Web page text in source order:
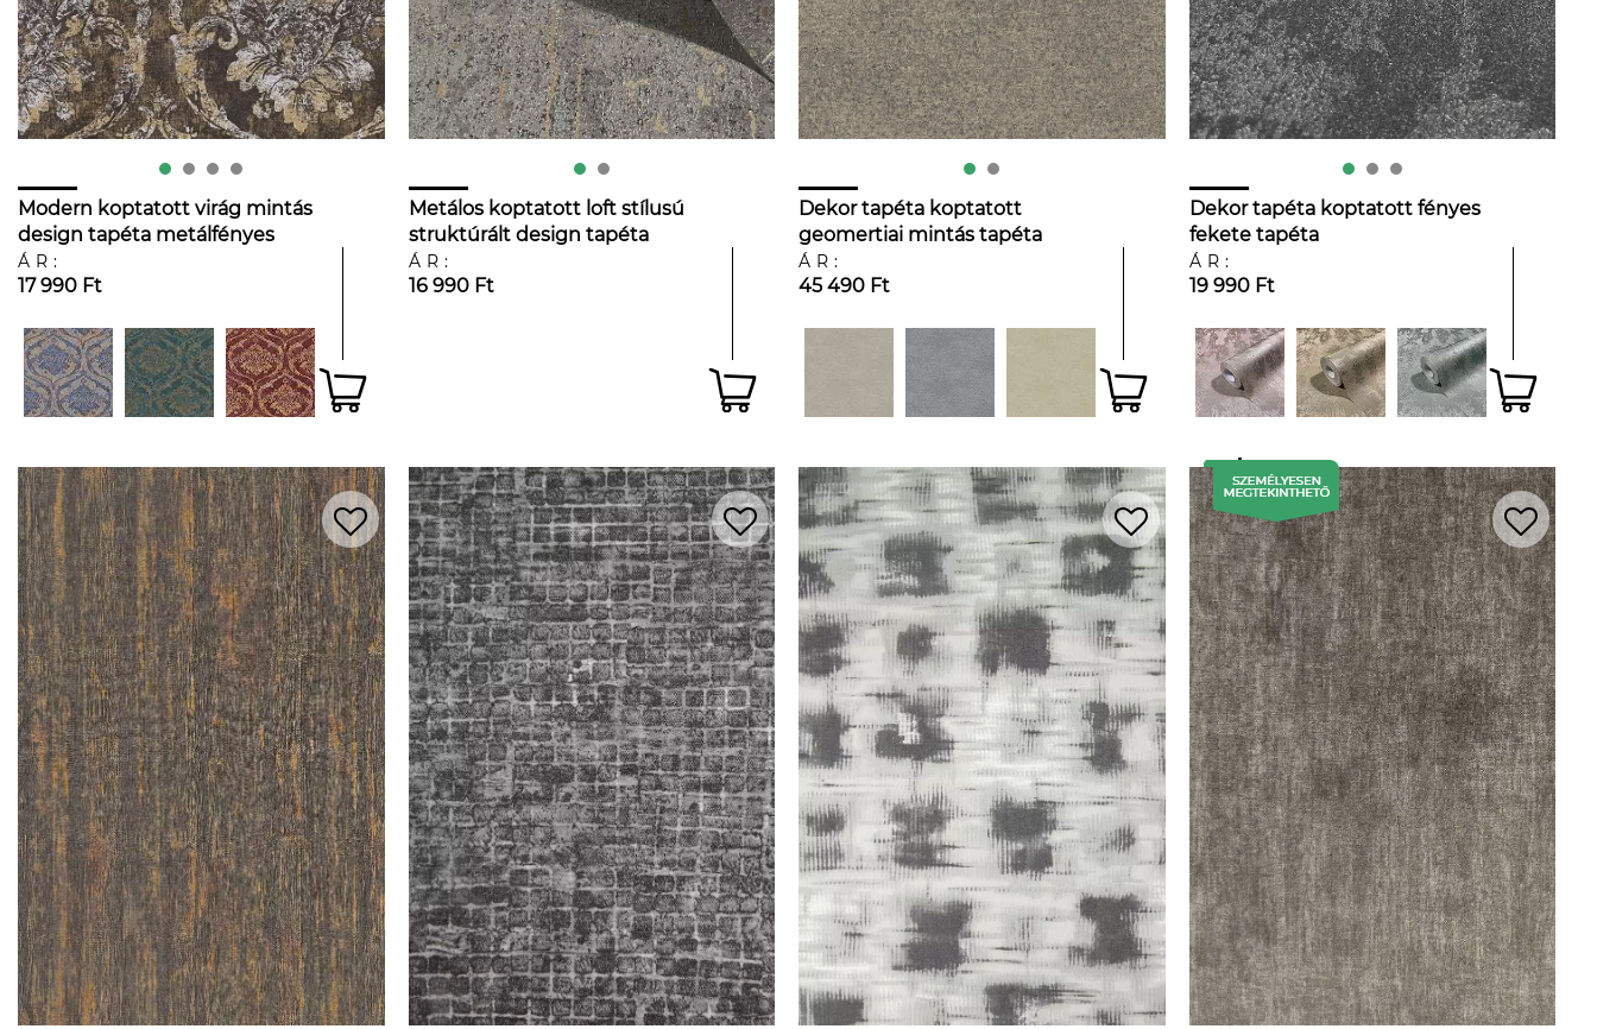
Modern koptatott virág mintás
design tapéta metálfényes
arany, ezüst és fekete
színvilágban
ÁR:
17 990 Ft
Metálos koptatott loft stílusú
struktúrált design tapéta
ÁR:
16 990 Ft
Dekor tapéta koptatott
geomertiai mintás tapéta
fényes arany és fekete színben
ÁR:
45 490 Ft
Dekor tapéta koptatott fényes
fekete tapéta
ÁR:
19 990 Ft